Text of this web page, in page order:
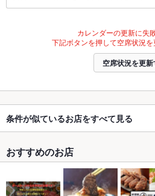
カレンダーの更新に失
下記ボタンを押して空席状況を
空席状況を更新
条件が似ているお店をすべて見る
おすすめのお店